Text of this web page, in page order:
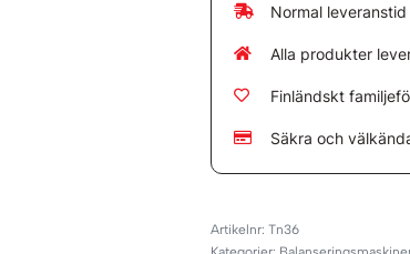
Normal
Alla produkter
Finländskt
Säkra och
Tn36